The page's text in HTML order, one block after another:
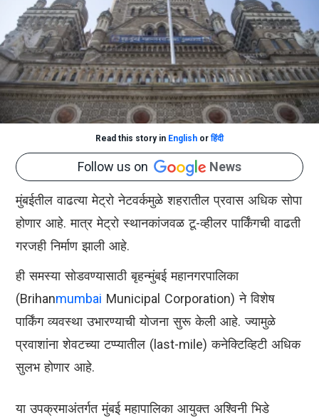
Read this story in English orहिंदी
Follow us on News
मुंबईतील वाढत्या मेट्रो नेटवर्कमुळे शहरातील प्रवास अधिक सोपा
होणार आहे. मात्र मेट्रो स्थानकांजवळ टू-व्हीलर पार्किंगची वाढती
गरजही निर्माण झाली आहे.
ही समस्या सोडवण्यासाठी बृहन्मुंबई महानगरपालिका
(Brihanmumbai Municipal Corporation) ने विशेष
पार्किंग व्यवस्था उभारण्याची योजना सुरू केली आहे. ज्यामुळे
प्रवाशांना शेवटच्या टप्प्यातील (last-mile) कनेक्टिव्हिटी अधिक
सुलभ होणार आहे.
या उपक्रमाअंतर्गत मुंबई महापालिका आयुक्त अश्विनी भिडे